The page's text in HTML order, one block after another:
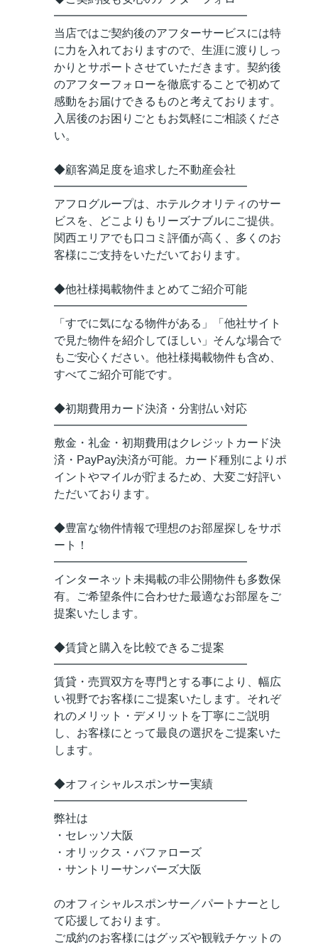
━━━━━━━━━━━━━━━━━
当店ではご契約後のアフターサービスには特
に力を入れておりますので、生涯に渡りしっ
かりとサポートさせていただきます。契約後
のアフターフォローを徹底することで初めて
感動をお届けできるものと考えております。
入居後のお困りごともお気軽にご相談くださ
い。
◆顧客満足度を追求した不動産会社
━━━━━━━━━━━━━━━━━
アフログループは、ホテルクオリティのサー
ビスを、どこよりもリーズナブルにご提供。
関西エリアでも口コミ評価が高く、多くのお
客様にご支持をいただいております。
◆他社様掲載物件まとめてご紹介可能
━━━━━━━━━━━━━━━━━
「すでに気になる物件がある」「他社サイト
で見た物件を紹介してほしい」そんな場合で
もご安心ください。他社様掲載物件も含め、
すべてご紹介可能です。
◆初期費用カード決済・分割払い対応
━━━━━━━━━━━━━━━━━
敷金・礼金・初期費用はクレジットカード決
済・PayPay決済が可能。カード種別によりポ
イントやマイルが貯まるため、大変ご好評い
ただいております。
◆豊富な物件情報で理想のお部屋探しをサポ
ート！
━━━━━━━━━━━━━━━━━
インターネット未掲載の非公開物件も多数保
有。ご希望条件に合わせた最適なお部屋をご
提案いたします。
◆賃貸と購入を比較できるご提案
━━━━━━━━━━━━━━━━━
賃貸・売買双方を専門とする事により、幅広
い視野でお客様にご提案いたします。それぞ
れのメリット・デメリットを丁寧にご説明
し、お客様にとって最良の選択をご提案いた
します。
◆オフィシャルスポンサー実績
━━━━━━━━━━━━━━━━━
弊社は
・セレッソ大阪
・オリックス・バファローズ
・サントリーサンバーズ大阪
のオフィシャルスポンサー／パートナーとし
て応援しております。
ご成約のお客様にはグッズや観戦チケットの